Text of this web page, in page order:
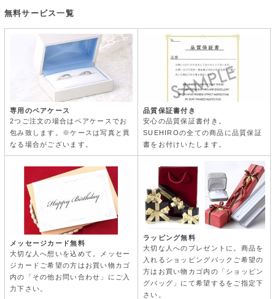
無料サービス一覧
専用のペアケース
2つご注文の場合はペアケースでお
包み致します。※ケースは写真と異
なる場合がございます。
品質保証書付き
安心の品質保証書付き。
SUEHIROの全ての商品に品質保証
書をお付けいたします。
メッセージカード無料
大切な人へ想いを込めて。メッセー
ジカードご希望の方はお買い物カゴ
内の「その他お問い合わせ」にご入
力下さい。
ラッピング無料
大切な人へのプレゼントに。商品を
入れるショッピングバックご希望の
方はお買い物カゴ内の「ショッピン
グバッグ」にて希望するをご指定下
さい。